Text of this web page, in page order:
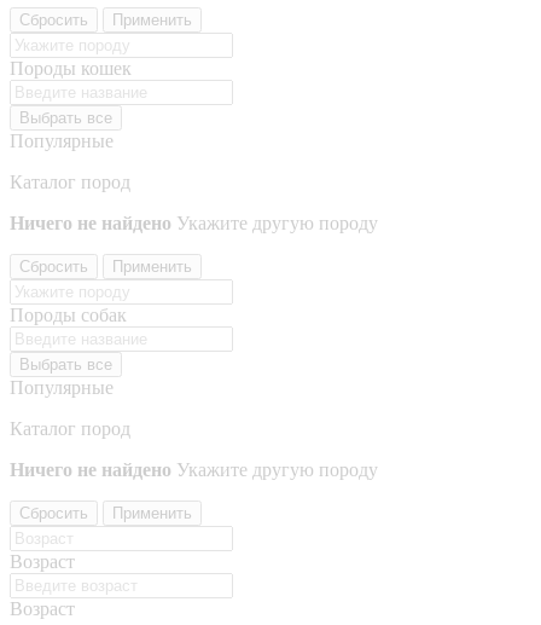
Сбросить Применить
Породы кошек
Выбрать все
Популярные
Каталог пород
Ничего не найдено Укажите другую породу
Сбросить Применить
Породы собак
Выбрать все
Популярные
Каталог пород
Ничего не найдено Укажите другую породу
Сбросить Применить
Возраст
Возраст